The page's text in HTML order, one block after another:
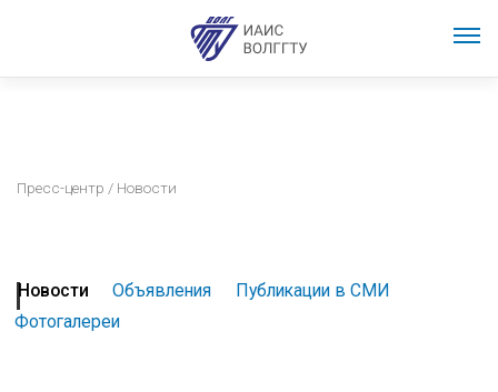
Пресс-центр / Новости
Новости Объявления
Публикации в СМИ
Фотогалереи